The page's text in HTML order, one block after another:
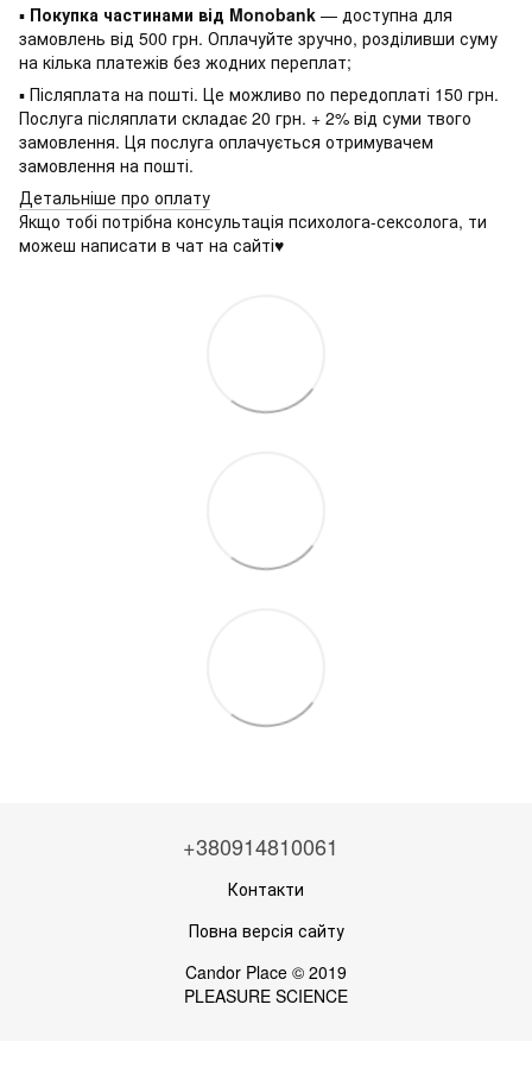
▪ Покупка частинами від Monobank — доступна для
замовлень від 500 грн. Оплачуйте зручно, розділивши суму
на кілька платежів без жодних переплат;
▪ Післяплата на пошті. Це можливо по передоплаті 150 грн.
Послуга післяплати складає 20 грн. + 2% від суми твого
замовлення. Ця послуга оплачується отримувачем
замовлення на пошті.
Детальніше про оплату
Якщо тобі потрібна консультація психолога-сексолога, ти
можеш написати в чат на сайті♥
+380914810061
Контакти
Повна версія сайту
Candor Place © 2019
PLEASURE SCIENCE